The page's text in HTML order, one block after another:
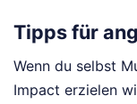
Tipps für
Wenn du selbst
Impact erzielen